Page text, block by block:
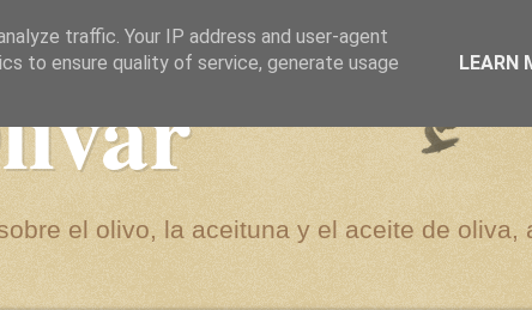
el olivo, la aceituna y el aceite de oliva,
traffic. Your IP address and user-agent
to ensure quality of service, generate usage
LEARN